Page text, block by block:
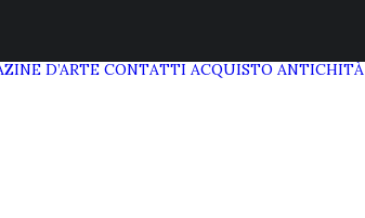
D’ARTE CONTATTI ACQUISTO ANTICHITÀ